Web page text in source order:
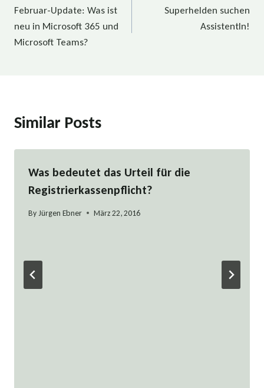
Februar-Update: Was ist
neu in Microsoft 365 und
Microsoft Teams?
Superhelden suchen
AssistentIn!
Similar Posts
Was bedeutet das Urteil für die
Registrierkassenpflicht?
ByJürgen Ebner März 22, 2016